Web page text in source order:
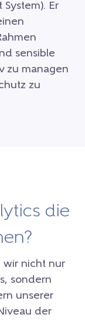
Er
sensible
zu managen
zu
die
wir nicht nur
sondern
unserer
der